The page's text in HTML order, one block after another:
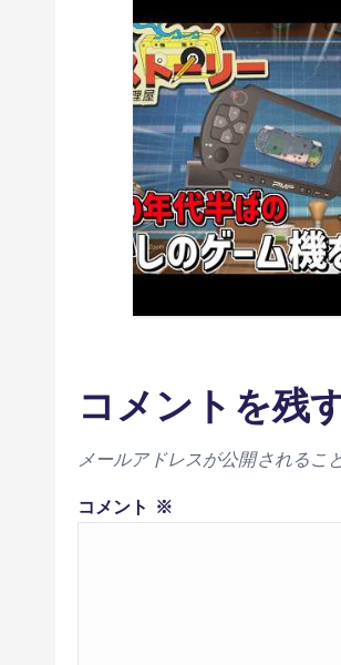
コメントを残
メールアドレスが公開されるこ
コメント ※